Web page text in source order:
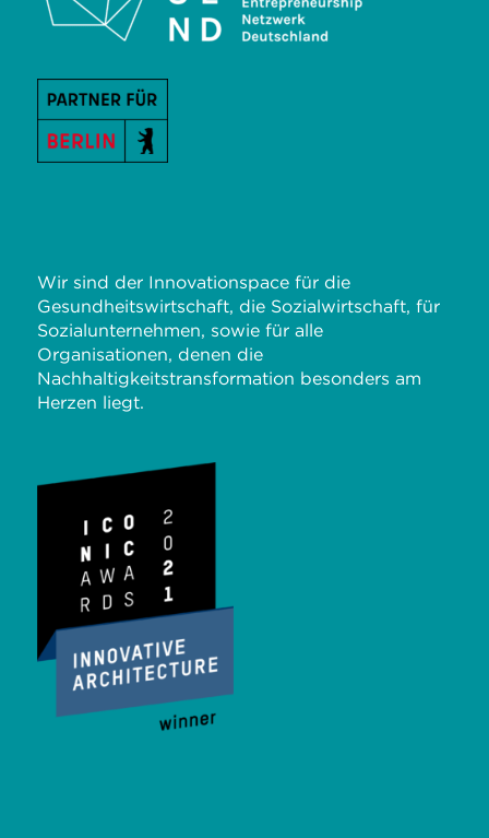
Wir sind der Innovationspace für die
Gesundheitswirtschaft, die Sozialwirtschaft, für
Sozialunternehmen, sowie für alle
Organisationen, denen die
Nachhaltigkeitstransformation besonders am
Herzen liegt.